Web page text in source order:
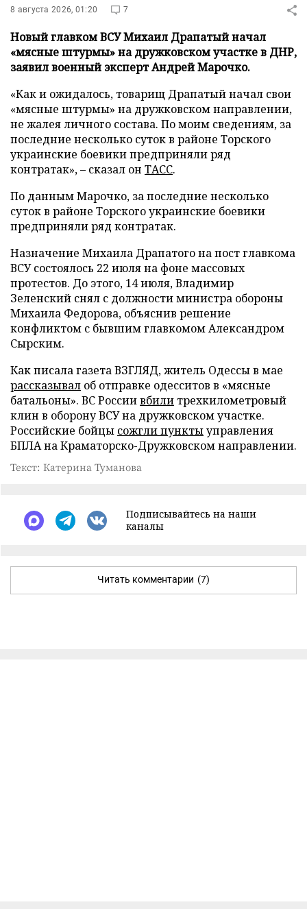
8 августа 2026, 01:20 7
Новый главком ВСУ Михаил Драпатый начал
«мясные штурмы» на дружковском участке в ДНР,
заявил военный эксперт Андрей Марочко.
«Как и ожидалось, товарищ Драпатый начал свои
«мясные штурмы» на дружковском направлении,
не жалея личного состава. По моим сведениям, за
последние несколько суток в районе Торского
украинские боевики предприняли ряд
контратак», – сказал он ТАСС.
По данным Марочко, за последние несколько
суток в районе Торского украинские боевики
предприняли ряд контратак.
Назначение Михаила Драпатого на пост главкома
ВСУ состоялось 22 июля на фоне массовых
протестов. До этого, 14 июля, Владимир
Зеленский снял с должности министра обороны
Михаила Федорова, объяснив решение
конфликтом с бывшим главкомом Александром
Сырским.
Как писала газета ВЗГЛЯД, житель Одессы в мае
рассказывал об отправке одесситов в «мясные
батальоны». ВС Россиивбили трехкилометровый
клин в оборону ВСУ на дружковском участке.
Российские бойцы сожгли пунктыуправления
БПЛА на Краматорско-Дружковском направлении.
Текст: Катерина Туманова
Подписывайтесь на наши
каналы
Читать комментарии (7)